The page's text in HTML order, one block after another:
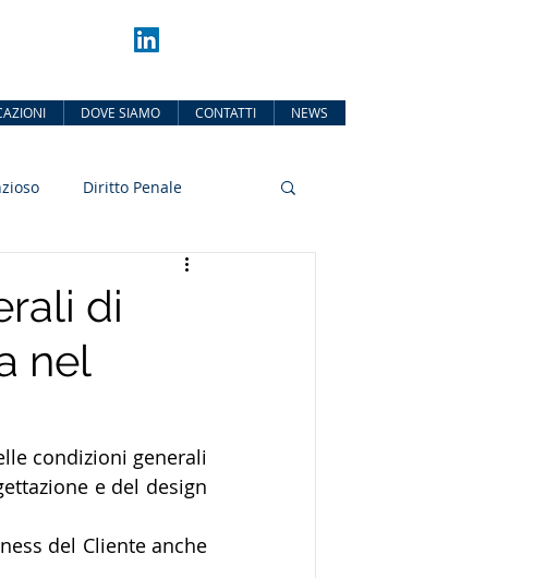
DOVE SIAMO CONTATTI NEWS
Diritto Penale
di
nel
condizioni generali
e del design
del Cliente anche